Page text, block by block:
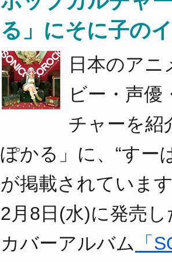
る」にそに子の
日本のア
ビー・声
チャーを紹
ぽかる」に、“すー
が掲載されていま
2月8日(水)に発売
カバーアルバム
「